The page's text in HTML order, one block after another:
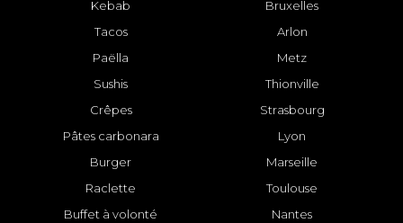
Kebab
Tacos
Paëlla
Sushis
Crêpes
Pâtes carbonara
Burger
Raclette
Buffet à volonté
Bruxelles
Arlon
Metz
Thionville
Strasbourg
Lyon
Marseille
Toulouse
Nantes